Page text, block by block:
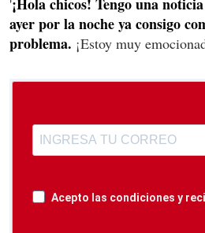
ayer por la noche ya consigo
problema. ¡Estoy muy
Acepto las condiciones y